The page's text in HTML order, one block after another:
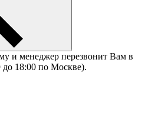
и менеджер перезвонит Вам в
до 18:00 по Москве).